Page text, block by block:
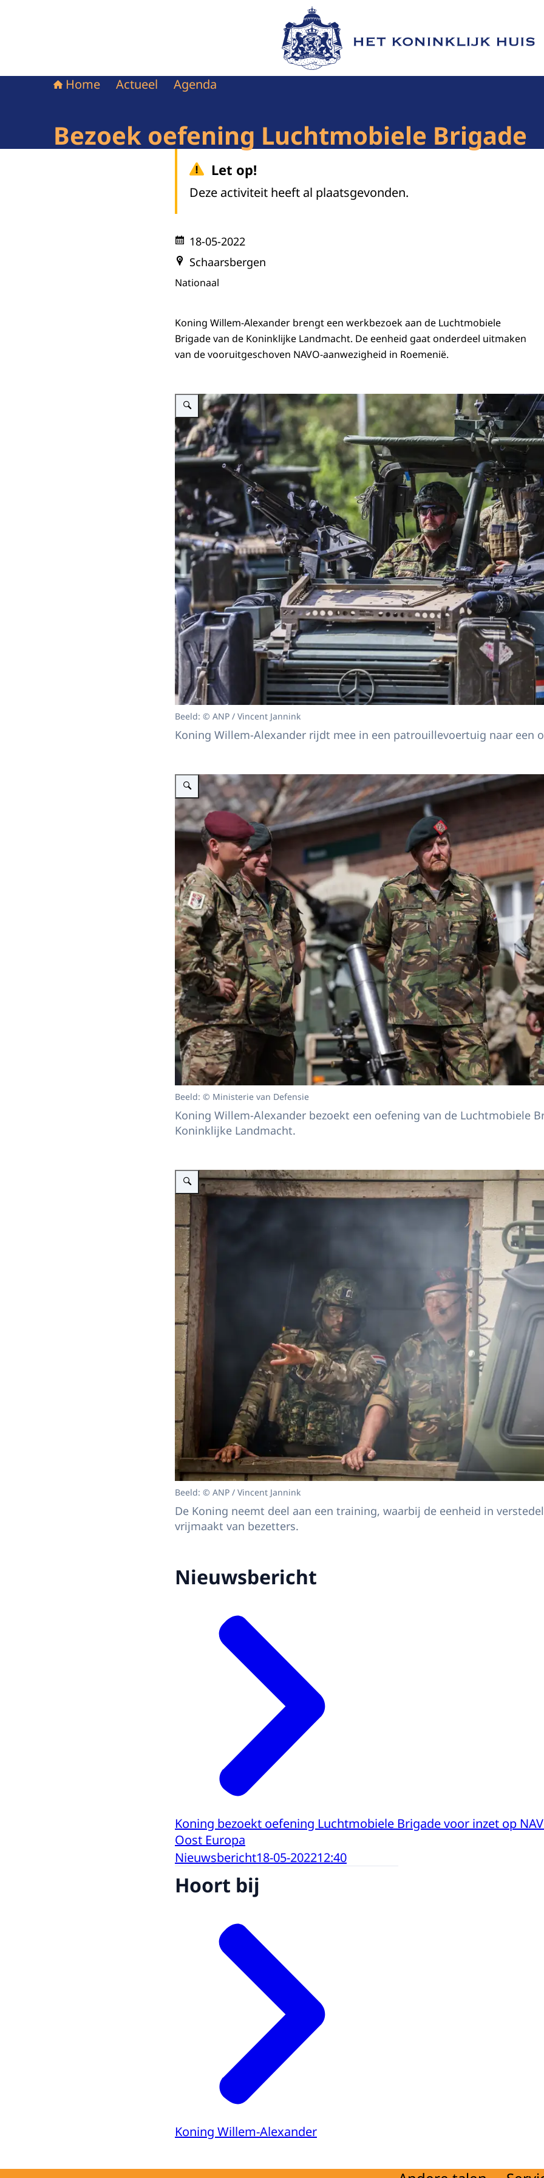
Naar de homepage van Het Koninklijk Huis
Home Actueel Agenda
Bezoek oefening Luchtmobiele Brigade
Let op!
Deze activiteit heeft al plaatsgevonden.
18-05-2022
Schaarsbergen
Nationaal
Koning Willem-Alexander brengt een werkbezoek aan de Luchtmobiele
Brigade van de Koninklijke Landmacht. De eenheid gaat onderdeel uitmaken
van de vooruitgeschoven NAVO-aanwezigheid in Roemenië.
Vergroot afbeelding Koning Willem-Alexander bezoekt een oefening van de Luchtmobiele Brigade van
Beeld: © ANP / Vincent Jannink
Koning Willem-Alexander rijdt mee in een patrouillevoertuig naar een
Vergroot afbeelding Koning Willem-Alexander bezoekt een oefening van de Luchtmobiele Brigade van
Beeld: © Ministerie van Defensie
Koning Willem-Alexander bezoekt een oefening van de Luchtmobiele
Koninklijke Landmacht.
Vergroot afbeelding Koning Willem-Alexander bezoekt een oefening van de Luchtmobiele Brigade van
Beeld: © ANP / Vincent Jannink
De Koning neemt deel aan een training, waarbij de eenheid in
vrijmaakt van bezetters.
Nieuwsbericht
Koning bezoekt oefening Luchtmobiele Brigade voor inzet op
Oost Europa
Nieuwsbericht18-05-202212:40
Hoort bij
Koning Willem-Alexander